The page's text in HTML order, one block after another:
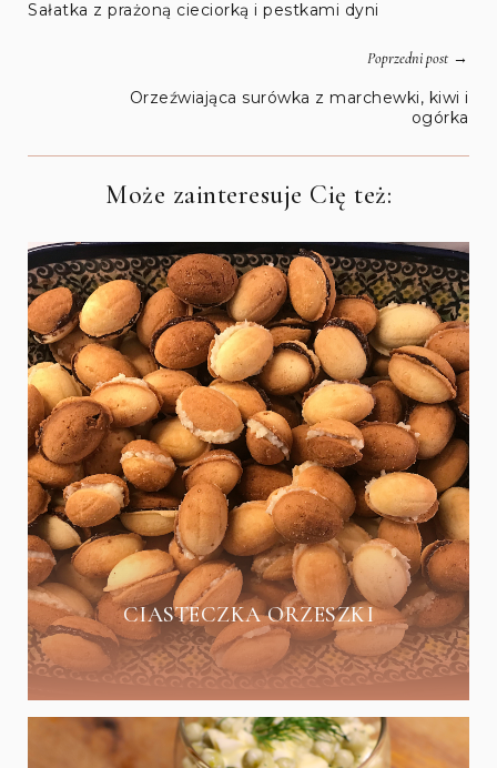
Sałatka z prażoną cieciorką i pestkami dyni
Poprzedni post→
Orzeźwiająca surówka z marchewki, kiwi i
ogórka
Może zainteresuje Cię też:
CIASTECZKA ORZESZKI